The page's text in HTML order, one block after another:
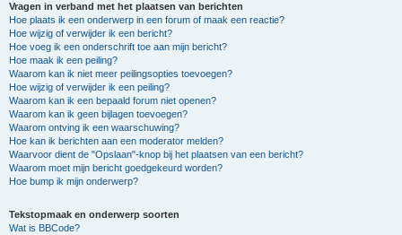
Vragen in verband met het plaatsen van berichten
Hoe plaats ik een onderwerp in een forum of maak een reactie?
Hoe wijzig of verwijder ik een bericht?
Hoe voeg ik een onderschrift toe aan mijn bericht?
Hoe maak ik een peiling?
Waarom kan ik niet meer peilingsopties toevoegen?
Hoe wijzig of verwijder ik een peiling?
Waarom kan ik een bepaald forum niet openen?
Waarom kan ik geen bijlagen toevoegen?
Waarom ontving ik een waarschuwing?
Hoe kan ik berichten aan een moderator melden?
Waarvoor dient de "Opslaan"-knop bij het plaatsen van een bericht?
Waarom moet mijn bericht goedgekeurd worden?
Hoe bump ik mijn onderwerp?
Tekstopmaak en onderwerp soorten
Wat is BBCode?